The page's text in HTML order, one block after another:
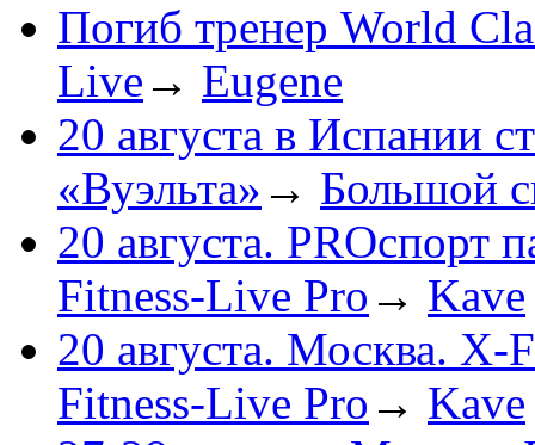
Погиб тренер World
Live → Eugene
20 августа в Испании
«Вуэльта» → Большой
20 августа. PROспорт
Fitness-Live Pro → Kave
20 августа. Москва. X-
Fitness-Live Pro → Kave